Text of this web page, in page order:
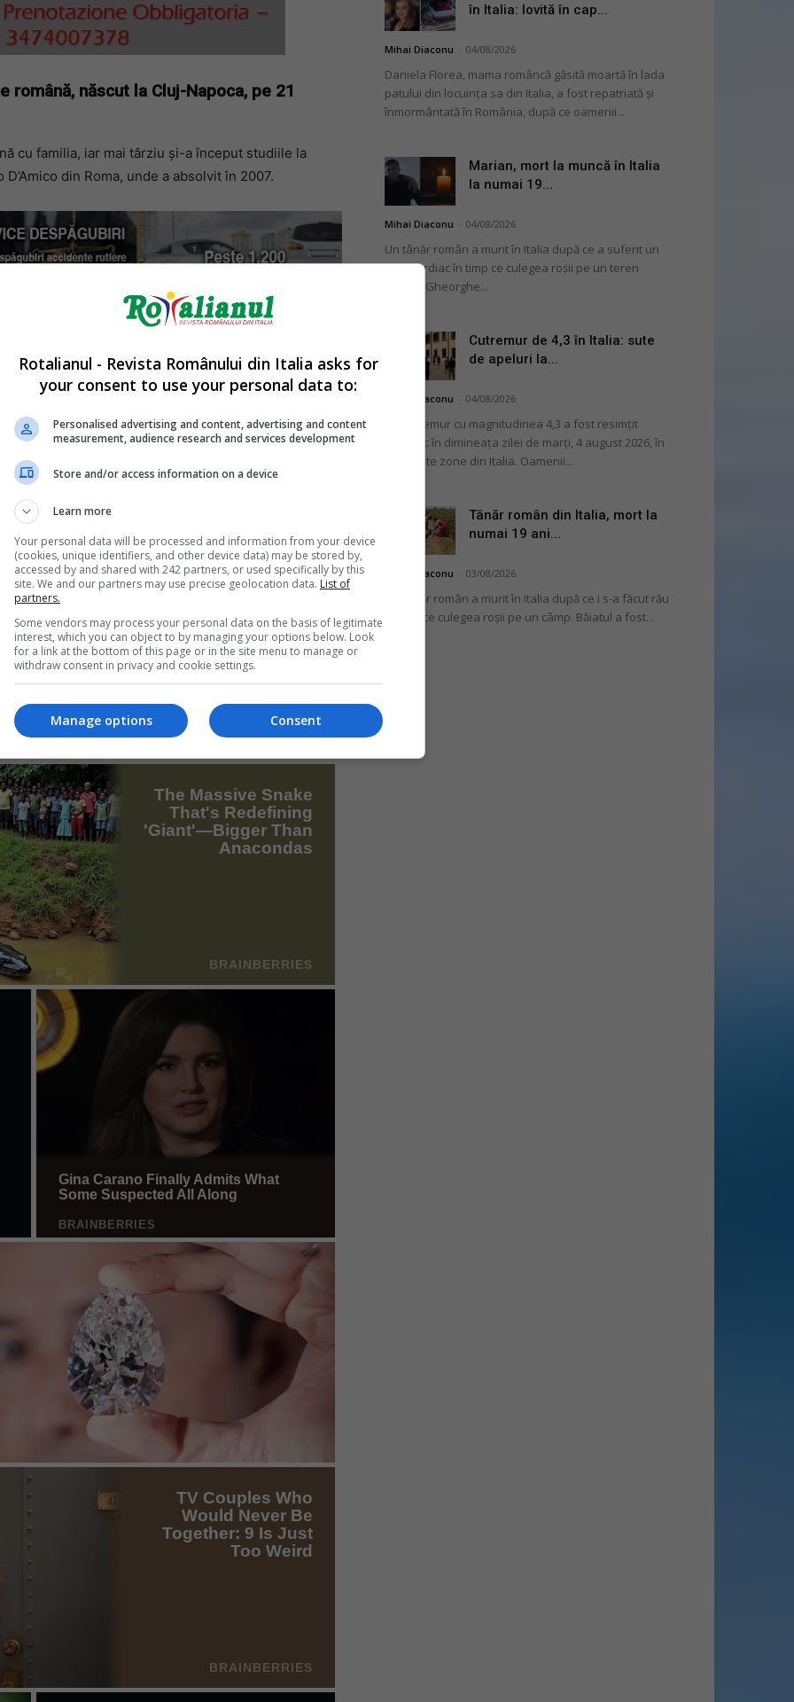
născut la Cluj-Napoca, pe 21
cu familia, iar mai târziu și-a început studiile la
din Roma, unde a absolvit în 2007.
în mod genial de Lorenzo Di Matteo, cu momente
vieții de emigrant a românului Marius Silviu
sale, amintește momente intime din viața familiei,
temerile, discriminarea și toate vicisitudinile
adolescent român în Italia.
care au urmat imediat după Revoluția din
se zbătea să renască din cenușa comunismului, la
lui Marius Bizău este o revizuire crucială a
excepțională a tânărului actor român cu
sa o operă de artă, cu eleganță, fără să
tragice și comice, actorul a reușit să țină cu sufletul
admirabil scrisă, regizată și interpretată de
din viața poporului român de astăzi.
în Italia: lovită în cap...
Mihai Diaconu 04/08/2026
Daniela Florea, mama româncă găsită moartă în lada
patului din locuința sa din Italia, a fost repatriată și
înmormântată în România, după ce oamenii...
Marian, mort la muncă în Italia
la numai 19...
Mihai Diaconu 04/08/2026
Un tânăr român a murit în Italia după ce a suferit un
stop cardiac în timp ce culegea roșii pe un teren
agricol. Gheorghe...
Cutremur de 4,3 în Italia: sute
de apeluri la...
Mihai Diaconu 04/08/2026
Un cutremur cu magnitudinea 4,3 a fost resimțit
puternic în dimineața zilei de marți, 4 august 2026, în
mai multe zone din Italia. Oamenii...
Tânăr român din Italia, mort la
numai 19 ani...
Mihai Diaconu 03/08/2026
Un tânăr român a murit în Italia după ce i s-a făcut rău
în timp ce culegea roșii pe un câmp. Băiatul a fost...
Rotalianul - Revista Românului din Italia asks for
your consent to use your personal data to:
Personalised advertising and content, advertising and content
measurement, audience research and services development
Store and/or access information on a device
Learn more
Your personal data will be processed and information from your device
(cookies, unique identifiers, and other device data) may be stored by,
accessed by and shared with 242 partners, or used specifically by this
site. We and our partners may use precise geolocation data. List of
partners.
Some vendors may process your personal data on the basis of legitimate
interest, which you can object to by managing your options below. Look
for a link at the bottom of this page or in the site menu to manage or
withdraw consent in privacy and cookie settings.
Consent
Manage options